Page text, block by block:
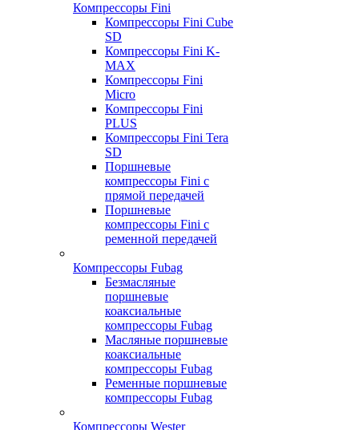
Компрессоры Fini
Компрессоры Fini Cube
SD
Компрессоры Fini K-
MAX
Компрессоры Fini
Micro
Компрессоры Fini
PLUS
Компрессоры Fini Tera
SD
Поршневые
компрессоры Fini с
прямой передачей
Поршневые
компрессоры Fini с
ременной передачей
Компрессоры Fubag
Безмасляные
поршневые
коаксиальные
компрессоры Fubag
Масляные поршневые
коаксиальные
компрессоры Fubag
Ременные поршневые
компрессоры Fubag
Компрессоры Wester